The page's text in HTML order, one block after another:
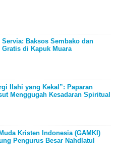
Servia: Baksos Sembako dan
Gratis di Kapuk Muara
Ilahi yang Kekal”: Paparan
Menggugah Kesadaran Spiritual
Kristen Indonesia (GAMKI)
Pengurus Besar Nahdlatul